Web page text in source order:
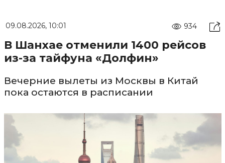
09.08.2026, 10:01 934
В Шанхае отменили 1400 рейсов
из-за тайфуна «Долфин»
Вечерние вылеты из Москвы в Китай
пока остаются в расписании